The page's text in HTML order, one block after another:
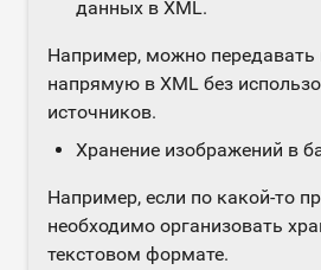
данных в XML.
Например, можно передавать
напрямую в XML без
источников.
Хранение изображений в
Например, если по какой-то
необходимо организовать
текстовом формате.